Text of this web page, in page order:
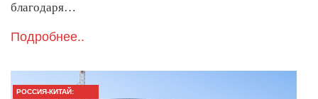
благодаря…
Подробнее..
РОССИЯ-КИТАЙ: